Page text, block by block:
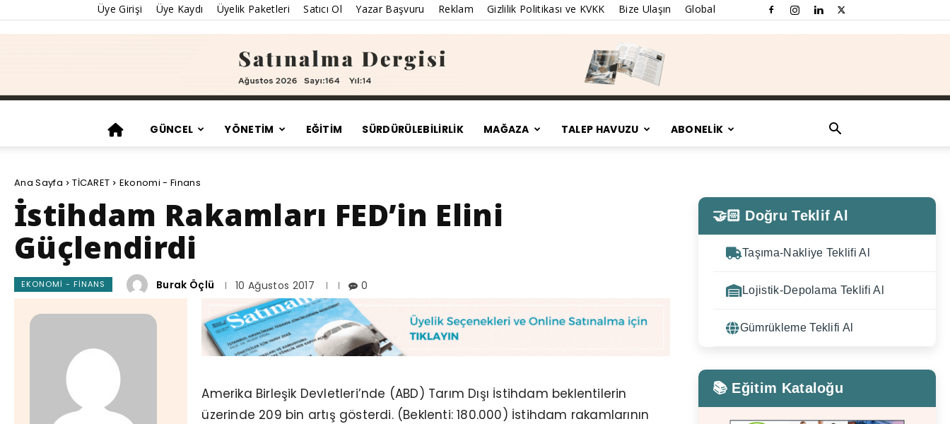
Üye Girişi Üye Kaydı Üyelik Paketleri Satıcı Ol Yazar Başvuru Reklam Gizlilik Politikası ve KVKK Bize Ulaşın Global
GÜNCEL YÖNETİM EĞİTİM SÜRDÜRÜLEBILIRLIK MAĞAZA TALEP HAVUZU ABONELİK
Ana Sayfa TİCARET Ekonomi - Finans
İstihdam Rakamları FED’in Elini
Güçlendirdi
EKONOMI - FINANS Burak Öçlü 10 Ağustos 2017 0
Amerika Birleşik Devletleri’nde (ABD) Tarım Dışı İstihdam beklentilerin
üzerinde 209 bin artış gösterdi. (Beklenti: 180.000) İstihdam rakamlarının
🤝🏻 Doğru Teklif Al
Taşıma-Nakliye Teklifi Al
Lojistik-Depolama Teklifi Al
Gümrükleme Teklifi Al
📚 Eğitim Kataloğu